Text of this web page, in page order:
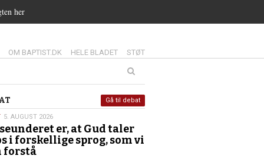
her
14.0:
OM BAPTIST.DK 15.0:
HELE BLADET 16.0:
STØT
5. AUGUST 2026
er, at Gud taler
i forskellige sprog, som vi
forstå
Gå til debat